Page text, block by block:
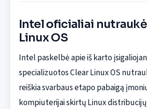
Intel oficialiai
Linux OS
Intel paskelbė apie iš karto
specializuotos Clear Linux OS
reiškia svarbaus etapo pabaigą
kompiuterijai skirtų Linux